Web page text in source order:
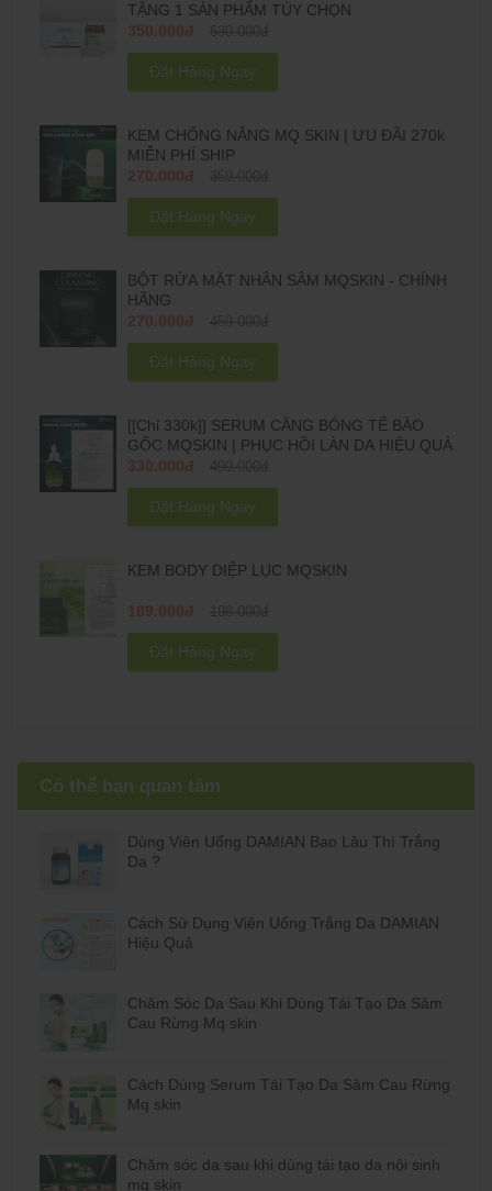
TẶNG 1 SẢN PHẨM TÙY CHỌN
350.000đ
Đặt Hàng Ngay
KEM CHỐNG NẮNG MQ SKIN | ƯU ĐÃI 270k
MIỄN PHÍ SHIP
270.000đ
Đặt Hàng Ngay
BỘT RỬA MẶT NHÂN SÂM MQSKIN - CHÍNH
HÃNG
270.000đ
Đặt Hàng Ngay
[[Chỉ 330k]] SERUM CĂNG BÓNG TẾ BÀO
GỐC MQSKIN | PHỤC HỒI LÀN DA HIỆU QUẢ
330.000đ
Đặt Hàng Ngay
KEM BODY DIỆP LỤC MQSKIN
189.000đ
Đặt Hàng Ngay
Có thể bạn quan tâm
Dùng Viên Uống DAMIAN Bao Lâu Thì Trắng
Da ?
Cách Sử Dụng Viên Uống Trắng Da DAMIAN
Hiệu Quả
Chăm Sóc Da Sau Khi Dùng Tái Tạo Da Sâm
Cau Rừng Mq skin
Cách Dùng Serum Tái Tạo Da Sâm Cau Rừng
Mq skin
Chăm sóc da sau khi dùng tái tạo da nội sinh
mq skin